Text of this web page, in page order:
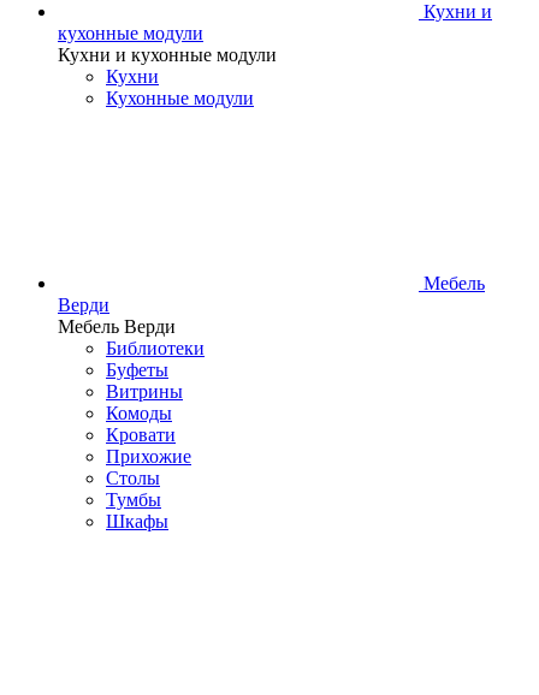
Кухни и
кухонные модули
Кухни и кухонные модули
Кухни
Кухонные модули
Мебель
Верди
Мебель Верди
Библиотеки
Буфеты
Витрины
Комоды
Кровати
Прихожие
Столы
Тумбы
Шкафы